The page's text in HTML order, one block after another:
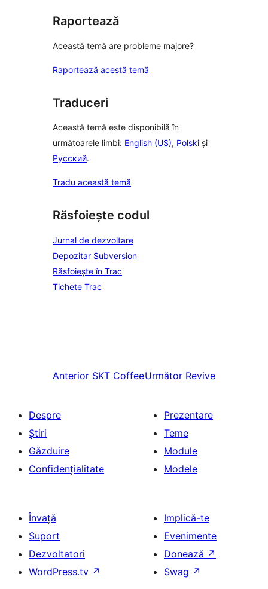
Raportează
Această temă are probleme majore?
Raportează acestă temă
Traduceri
Această temă este disponibilă în
următoarele limbi: English (US), Polski și
Русский.
Tradu această temă
Răsfoiește codul
Jurnal de dezvoltare
Depozitar Subversion
Răsfoiește în Trac
Tichete Trac
Anterior SKT CoffeeUrmător Revive
Despre
Știri
Găzduire
Confidențialitate
Prezentare
Teme
Module
Modele
Învață
Suport
Dezvoltatori
WordPress.tv ↗
Implică-te
Evenimente
Donează ↗
Swag ↗